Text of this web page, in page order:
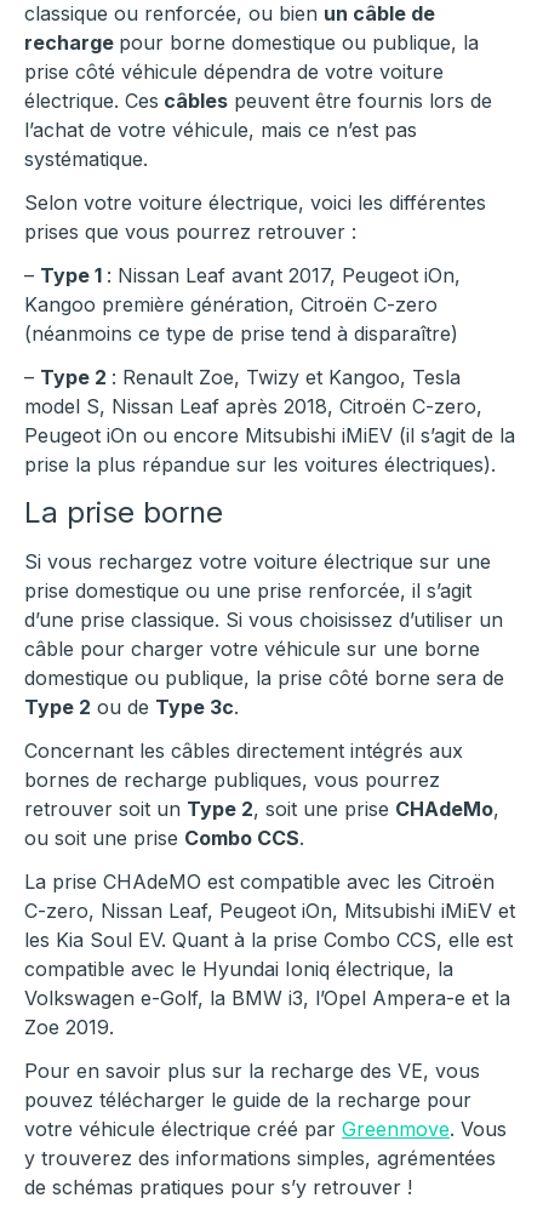
classique ou renforcée, ou bien un câble de
recharge pour borne domestique ou publique, la
prise côté véhicule dépendra de votre voiture
électrique. Ces câbles peuvent être fournis lors de
l’achat de votre véhicule, mais ce n’est pas
systématique.
Selon votre voiture électrique, voici les différentes
prises que vous pourrez retrouver :
– Type 1 : Nissan Leaf avant 2017, Peugeot iOn,
Kangoo première génération, Citroën C-zero
(néanmoins ce type de prise tend à disparaître)
– Type 2 : Renault Zoe, Twizy et Kangoo, Tesla
model S, Nissan Leaf après 2018, Citroën C-zero,
Peugeot iOn ou encore Mitsubishi iMiEV (il s’agit de la
prise la plus répandue sur les voitures électriques).
La prise borne
Si vous rechargez votre voiture électrique sur une
prise domestique ou une prise renforcée, il s’agit
d’une prise classique. Si vous choisissez d’utiliser un
câble pour charger votre véhicule sur une borne
domestique ou publique, la prise côté borne sera de
Type 2 ou de Type 3c.
Concernant les câbles directement intégrés aux
bornes de recharge publiques, vous pourrez
retrouver soit un Type 2, soit une prise CHAdeMo,
ou soit une prise Combo CCS.
La prise CHAdeMO est compatible avec les Citroën
C-zero, Nissan Leaf, Peugeot iOn, Mitsubishi iMiEV et
les Kia Soul EV. Quant à la prise Combo CCS, elle est
compatible avec le Hyundai Ioniq électrique, la
Volkswagen e-Golf, la BMW i3, l’Opel Ampera-e et la
Zoe 2019.
Pour en savoir plus sur la recharge des VE, vous
pouvez télécharger le guide de la recharge pour
votre véhicule électrique créé par Greenmove. Vous
y trouverez des informations simples, agrémentées
de schémas pratiques pour s’y retrouver !